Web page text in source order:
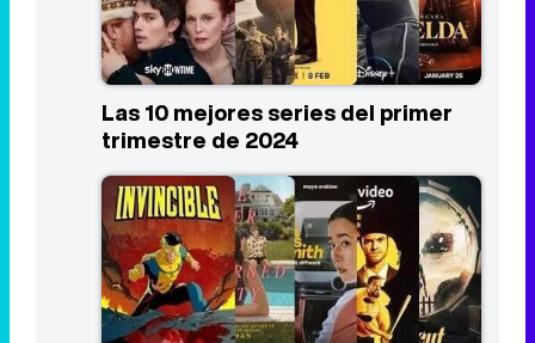
Las 10 mejores series del primer
trimestre de 2024